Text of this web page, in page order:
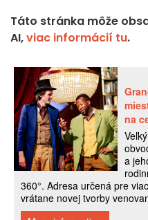
Táto stránka môže
AI,viac informácií tu.